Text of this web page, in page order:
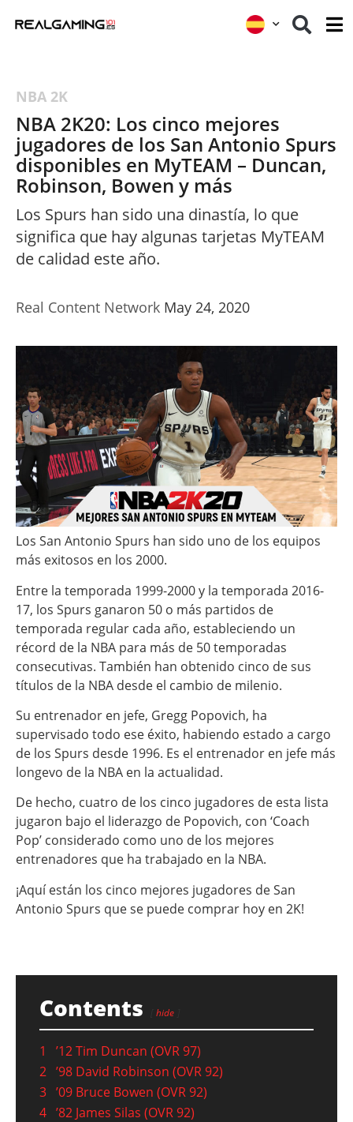
NBA 2K
NBA 2K20: Los cinco mejores
jugadores de los San Antonio Spurs
disponibles en MyTEAM – Duncan,
Robinson, Bowen y más
Los Spurs han sido una dinastía, lo que
significa que hay algunas tarjetas MyTEAM
de calidad este año.
Real Content Network May 24, 2020
Los San Antonio Spurs han sido uno de los equipos
más exitosos en los 2000.
Entre la temporada 1999-2000 y la temporada 2016-
17, los Spurs ganaron 50 o más partidos de
temporada regular cada año, estableciendo un
récord de la NBA para más de 50 temporadas
consecutivas. También han obtenido cinco de sus
títulos de la NBA desde el cambio de milenio.
Su entrenador en jefe, Gregg Popovich, ha
supervisado todo ese éxito, habiendo estado a cargo
de los Spurs desde 1996. Es el entrenador en jefe más
longevo de la NBA en la actualidad.
De hecho, cuatro de los cinco jugadores de esta lista
jugaron bajo el liderazgo de Popovich, con ‘Coach
Pop’ considerado como uno de los mejores
entrenadores que ha trabajado en la NBA.
¡Aquí están los cinco mejores jugadores de San
Antonio Spurs que se puede comprar hoy en 2K!
Contents hide
1
’12 Tim Duncan (OVR 97)
2 ’98 David Robinson (OVR 92)
3 ’09 Bruce Bowen (OVR 92)
4 ’82 James Silas (OVR 92)